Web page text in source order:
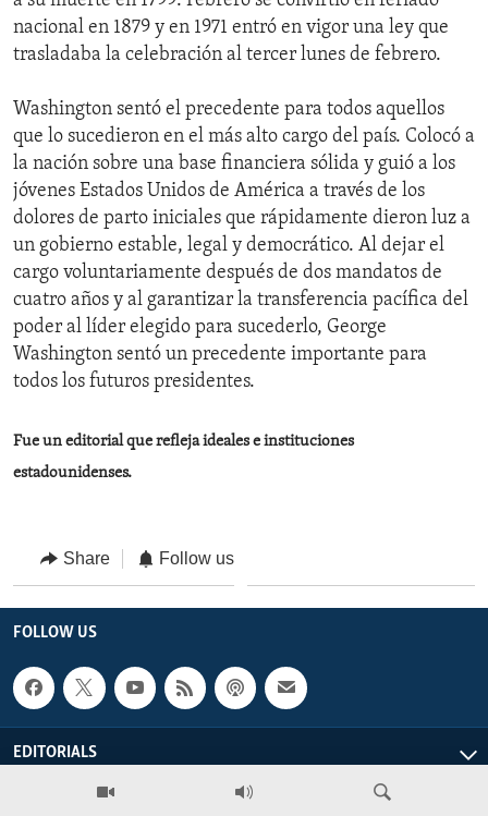
nacional en 1879 y en 1971 entró en vigor una ley que
trasladaba la celebración al tercer lunes de febrero.
Washington sentó el precedente para todos aquellos
que lo sucedieron en el más alto cargo del país. Colocó a
la nación sobre una base financiera sólida y guió a los
jóvenes Estados Unidos de América a través de los
dolores de parto iniciales que rápidamente dieron luz a
un gobierno estable, legal y democrático. Al dejar el
cargo voluntariamente después de dos mandatos de
cuatro años y al garantizar la transferencia pacífica del
poder al líder elegido para sucederlo, George
Washington sentó un precedente importante para
todos los futuros presidentes.
Fue un editorial que refleja ideales e instituciones
estadounidenses.
Share Follow us
FOLLOW US
EDITORIALS